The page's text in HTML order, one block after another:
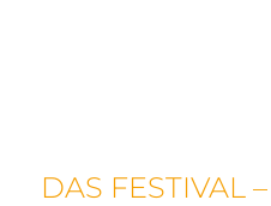
DAS FESTIVAL